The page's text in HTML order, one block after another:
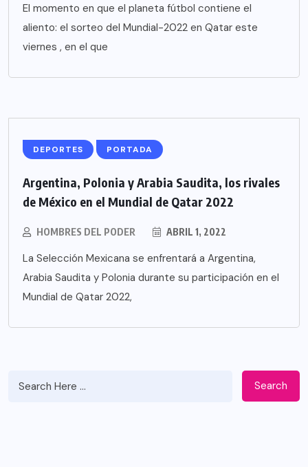
El momento en que el planeta fútbol contiene el
aliento: el sorteo del Mundial-2022 en Qatar este
viernes , en el que
DEPORTES PORTADA
Argentina, Polonia y Arabia Saudita, los rivales
de México en el Mundial de Qatar 2022
HOMBRES DEL PODER ABRIL 1, 2022
La Selección Mexicana se enfrentará a Argentina,
Arabia Saudita y Polonia durante su participación en el
Mundial de Qatar 2022,
Search